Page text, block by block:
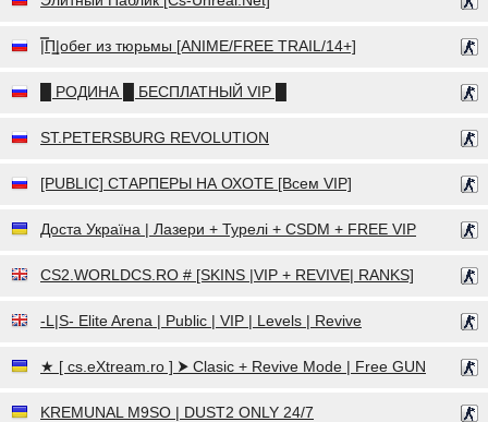
|̿П͇|обег из тюрьмы [ANIME/FREE TRAIL/14+]
█ РОДИНА █ БЕСПЛАТНЫЙ VIP █
ST.PETERSBURG REVOLUTION
[PUBLIC] СТАРПЕРЫ НА ОХОТЕ [Всем VIP]
Доста Україна | Лазери + Турелі + CSDM + FREE VIP
CS2.WORLDCS.RO # [SKINS |VIP + REVIVE| RANKS]
-L|S- Elite Arena | Public | VIP | Levels | Revive
★ [ cs.eXtream.ro ] ⮞ Clasic + Revive Mode | Free GUN
KREMUNAL M9SO | DUST2 ONLY 24/7